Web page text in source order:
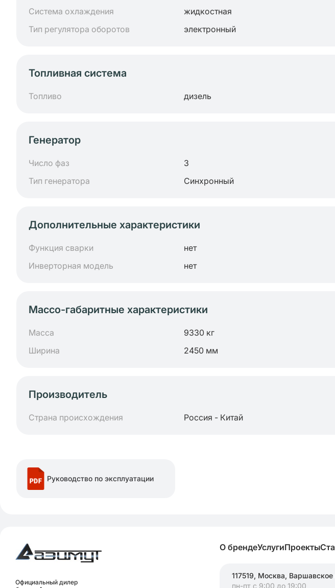
Система охлаждения
жидкостная
Тип регулятора оборотов
электронный
Топливная система
Топливо дизель
Генератор
Число фаз 3
Тип генератора
Синхронный
Дополнительные характеристики
Функция сварки нет
Инверторная модель
нет
Массо-габаритные характеристики
Масса 9330 кг
Ширина
2450 мм
Производитель
Страна происхождения Россия - Китай
Руководство по эксплуатации
Официальный дилер
О брендеУслугиПроекты
117519, Москва,
пн-пт с 9:00 до 19:00